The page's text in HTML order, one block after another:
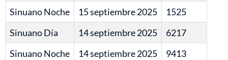
Sinuano Noche
15 septiembre 2025
1525
Sinuano Día
14 septiembre 2025
6217
Sinuano Noche
14 septiembre 2025 9413